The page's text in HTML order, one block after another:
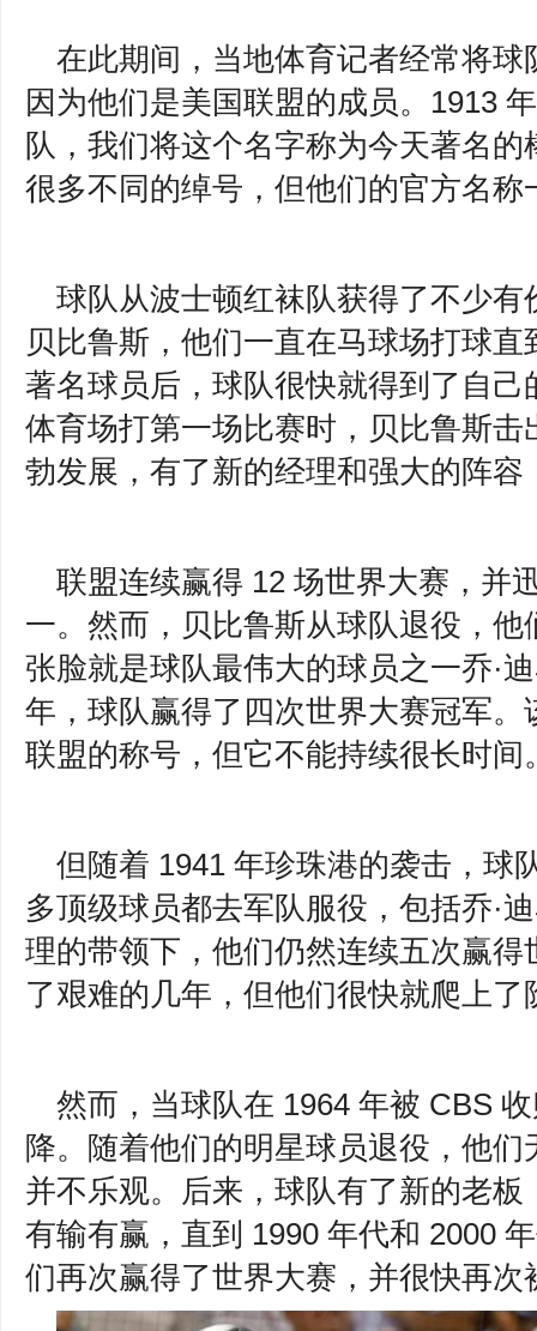
在此期间，当地体育记者经常将球
因为他们是美国联盟的成员。1913
队，我们将这个名字称为今天著名
很多不同的绰号，但他们的官方名
球队从波士顿红袜队获得了不少
贝比鲁斯，他们一直在马球场打球
著名球员后，球队很快就得到了自
体育场打第一场比赛时，贝比鲁斯
勃发展，有了新的经理和强大的阵
联盟连续赢得 12 场世界大赛，并
一。然而，贝比鲁斯从球队退役，
张脸就是球队最伟大的球员之一乔·
年，球队赢得了四次世界大赛冠军
联盟的称号，但它不能持续很长时
但随着 1941 年珍珠港的袭击，球
多顶级球员都去军队服役，包括乔·
理的带领下，他们仍然连续五次赢
了艰难的几年，但他们很快就爬上
然而，当球队在 1964 年被 CBS
降。随着他们的明星球员退役，他
并不乐观。后来，球队有了新的老
有输有赢，直到 1990 年代和 2000
们再次赢得了世界大赛，并很快再